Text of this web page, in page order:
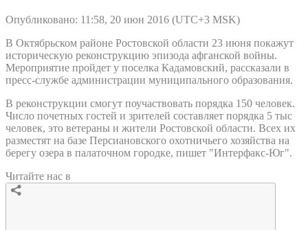
Опубликовано: 11:58, 20 июн 2016 (UTC+3 MSK)
В Октябрьском районе Ростовской области 23 июня покажут
историческую реконструкцию эпизода афганской войны.
Мероприятие пройдет у поселка Кадамовский, рассказали в
пресс-службе администрации муниципального образования.
В реконструкции смогут поучаствовать порядка 150 человек.
Число почетных гостей и зрителей составляет порядка 5 тыс
человек, это ветераны и жители Ростовской области. Всех их
разместят на базе Персиановского охотничьего хозяйства на
берегу озера в палаточном городке, пишет "Интерфакс-Юг".
Читайте нас в